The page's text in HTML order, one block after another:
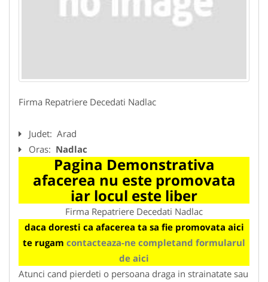
Firma Repatriere Decedati Nadlac
Judet: Arad
Oras: Nadlac
Pagina Demonstrativa
afacerea nu este promovata
iar locul este liber
Firma Repatriere Decedati Nadlac
daca doresti ca afacerea ta sa fie promovata aici
te rugam contacteaza-ne completand formularul
de aici
Atunci cand pierdeti o persoana draga in strainatate sau